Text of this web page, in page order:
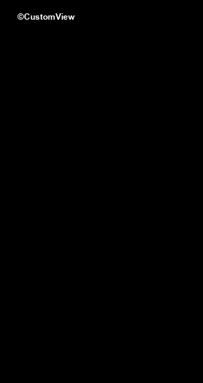
©CustomView